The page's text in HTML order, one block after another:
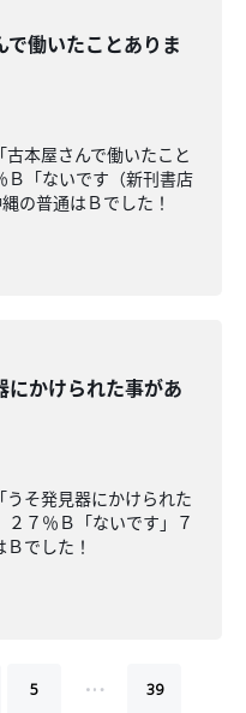
で働いたことありま
本屋さんで働いたこと
Ｂ「ないです（新刊書店
の普通はＢでした！
にかけられた事があ
うそ発見器にかけられた
７％Ｂ「ないです」７
でした！
5 … 39